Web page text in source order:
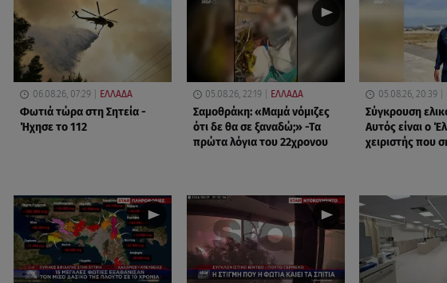
06.08.26, 07:29 ΕΛΛΑΔΑ
Φωτιά τώρα στη Σητεία -
Ήχησε το 112
05.08.26, 22:19 ΕΛΛΑΔΑ
Σαμοθράκη: «Μαμά νόμιζες
ότι δε θα σε ξαναδώ;» -Τα
πρώτα λόγια του 22χρονου
05.08.26, 20:39
Σύγκρουση
Αυτός είναι ο
χειριστής που